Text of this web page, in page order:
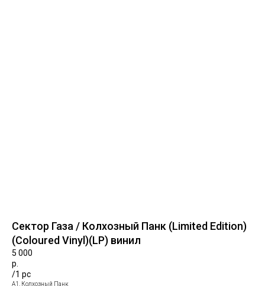
Сектор Газа / Колхозный Панк (Limited Edition)
(Coloured Vinyl)(LP) винил
5 000
р.
/1 pc
A1. Колхозный Панк